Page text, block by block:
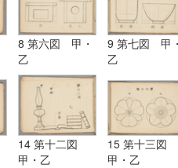
8 第六図 甲・
乙
9 第七図 甲
乙
14 第十二図
甲・乙
15 第十三図
甲・乙